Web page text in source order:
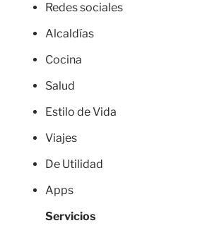
Redes sociales
Alcaldías
Cocina
Salud
Estilo de Vida
Viajes
De Utilidad
Apps
Servicios